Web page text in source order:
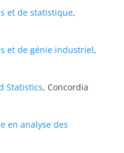
et de statistique,
et de génie industriel,
Statistics, Concordia
en analyse des